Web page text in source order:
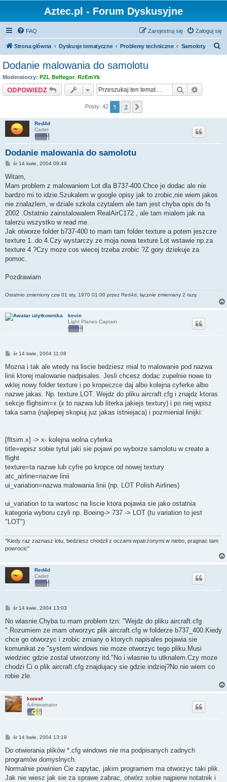
Aztec.pl - Forum Dyskusyjne
FAQ Zaloguj się
Zarejestruj się
Strona główna Dyskusje tematyczne Problemy techniczne Samoloty
Dodanie malowania do samolotu
Moderatorzy: PZL Belfegor, RzEmYk
ODPOWIEDZ Szukaj
Posty: 42 1 2
Red4d
Cadet
Dodanie malowania do samolotu
P
s
śr 14 kwie, 2004 09:49
Witam,
Mam problem z malowaniem Lot dla B737-400.Chce je dodac ale nie
bardzo mi to idzie.Szukalem w google opisy jak to zrobic,nie wiem jakos
nie znalazlem, w dziale szkola czytalem ale tam jest chyba opis do fs
2002 .Ostatnio zainstalowalem RealAirC172 , ale tam mialem jak na
talerzu wszystko w read me.
Jak otworze folder b737-400 to mam tam folder texture a potem jeszcze
texture 1..do 4.Czy wystarczy ze moja nowa texture Lot wstawie np.za
texture 4 ?Czy moze cos wiecej trzeba zrobic ?Z gory dziekuje za
pomoc.
Pozdrawiam
Ostatnio zmieniony czw 01 sty, 1970 01:00 przez Red4d , łącznie zmieniany 2 razy.
kevin
Light Planes Captain
P
s
śr 14 kwie, 2004 11:08
Mozna i tak ale wtedy na liscie bedziesz mial to malowanie pod nazwa
linii ktorej malowanie nadpisales. Jesli chcesz dodac zupelnie nowe to
wklej nowy folder texture i po kropeczce daj albo kolejna cyferke albo
nazwe jakas. Np. texture.LOT. Wejdz do pliku aircraft.cfg i znajdz ktoras
sekcje flighsim=x (x to nazwa lub literka jakiejs textury) i po niej wpisz
taka sama (najlepiej skopiuj juz jakas istniejaca) i pozmienial linijki:
[fltsim.x] -> x- kolejna wolna cyferka
title=wpisz sobie tytul jaki sie pojawi po wyborze samolotu w create a
flight
texture=ta nazwe lub cyfre po kropce od nowej textury
atc_airline=nazwe linii
ui_variation=nazwa malowania linii (np. LOT Polish Airlines)
ui_variation to ta wartosc na liscie ktora pojawia sie jako ostatnia
kategoria wyboru czyli np. Boeing-> 737 -> LOT (tu variation to jest
"LOT")
"Kiedy raz zaznasz lotu, bedziesz chodzil z oczami wpatrzonymi w niebo, pragnac tam
powrocic"
Red4d
Cadet
P
s
śr 14 kwie, 2004 13:03
No wlasnie.Chyba tu mam problem tzn: "Wejdz do pliku aircraft.cfg
".Rozumiem ze mam otworzyc plik aircraft.cfg w folderze b737_400.Kiedy
chce go otworzyc i zrobic zmiany o ktorych napisales pojawia sie
komunikat ze "system windows nie moze otworzyc tego pliku.Musi
wiedziec gdzie zostal utworzony itd."No i wlasnie tu utknalem.Czy moze
chodzi Ci o plik aircraft.cfg znajdujacy sie gdzie indziej?No nie wiem co
robie zle.
konraf
Administrator
P
s
śr 14 kwie, 2004 13:19
Do otwierania plików *.cfg windows nie ma podpisanych zadnych
programów domyslnych.
Normalnie powinien Cie zapytac, jakim programem ma otworzyc taki plik.
Jak nie wiesz jak sie za sprawe zabrac, otwórz sobie najpierw notatnik i